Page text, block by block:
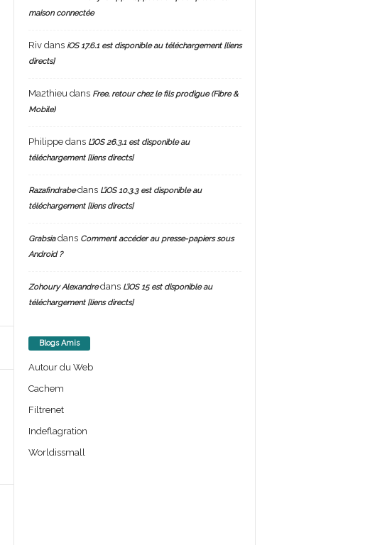
maison connectée
Rivdans iOS 17.6.1 est disponible au téléchargement [liens
directs]
Ma2thieu dans Free, retour chez le fils prodigue (Fibre &
Mobile)
Philippedans L’iOS 26.3.1 est disponible au
téléchargement [liens directs]
Razafindrabedans L’iOS 10.3.3 est disponible au
téléchargement [liens directs]
Grabsiadans Comment accéder au presse-papiers sous
Android ?
Zohoury Alexandredans L’iOS 15 est disponible au
téléchargement [liens directs]
Blogs Amis
Autour du Web
Cachem
Filtrenet
Indeflagration
Worldissmall